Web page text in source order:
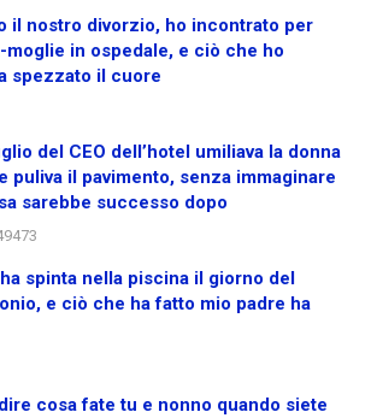
il nostro divorzio, ho incontrato per
moglie in ospedale, e ciò che ho
spezzato il cuore
del CEO dell’hotel umiliava la donna
puliva il pavimento, senza immaginare
sarebbe successo dopo
spinta nella piscina il giorno del
e ciò che ha fatto mio padre ha
cosa fate tu e nonno quando siete